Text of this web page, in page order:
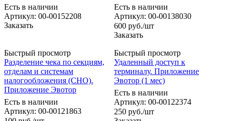
Есть в наличии
Артикул: 00-00152208
Заказать
Есть в наличии
Артикул: 00-00138030
600 руб./шт
Заказать
Быстрый просмотр
Разделение чека по секциям,
отделам и системам
налогообложения (СНО).
Приложение Эвотор
Есть в наличии
Артикул: 00-00121863
Быстрый просмотр
Удаленный доступ к
терминалу. Приложение
Эвотор (1 мес)
Есть в наличии
Артикул: 00-00122374
250 руб./шт